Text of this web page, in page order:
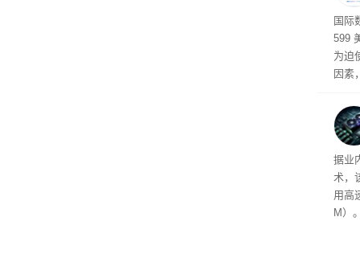
高效
国际
599
为迫
因素
新
普通
重
厂商
和“
据业
术，
用高
M）